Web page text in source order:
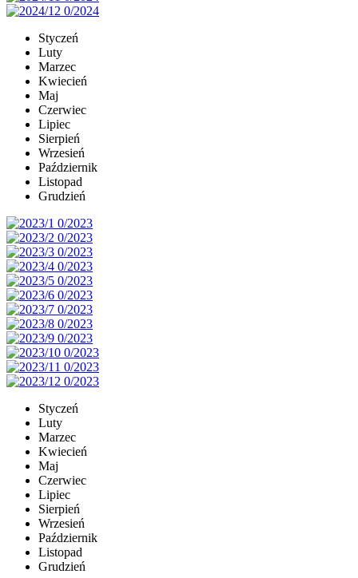
Styczeń
Luty
Marzec
Kwiecień
Maj
Czerwiec
Lipiec
Sierpień
Wrzesień
Październik
Listopad
Grudzień
Styczeń
Luty
Marzec
Kwiecień
Maj
Czerwiec
Lipiec
Sierpień
Wrzesień
Październik
Listopad
Grudzień